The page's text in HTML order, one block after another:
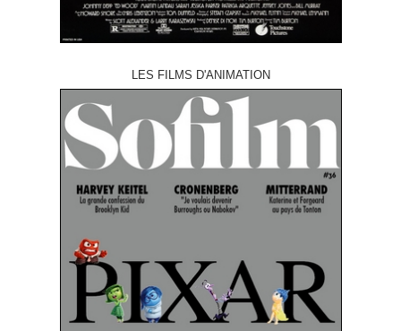
LES FILMS D'ANIMATION